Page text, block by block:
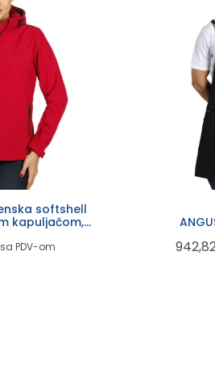
softshell
kapuljačom,
PDV-om